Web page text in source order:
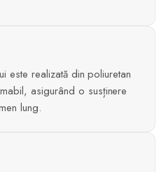
este realizată din poliuretan
asigurând o susținere
lung.